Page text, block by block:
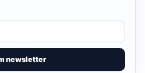
newsletter